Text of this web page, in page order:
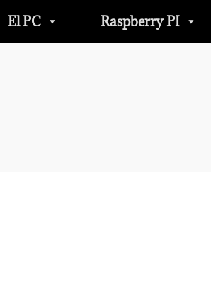
El PC Raspberry PI